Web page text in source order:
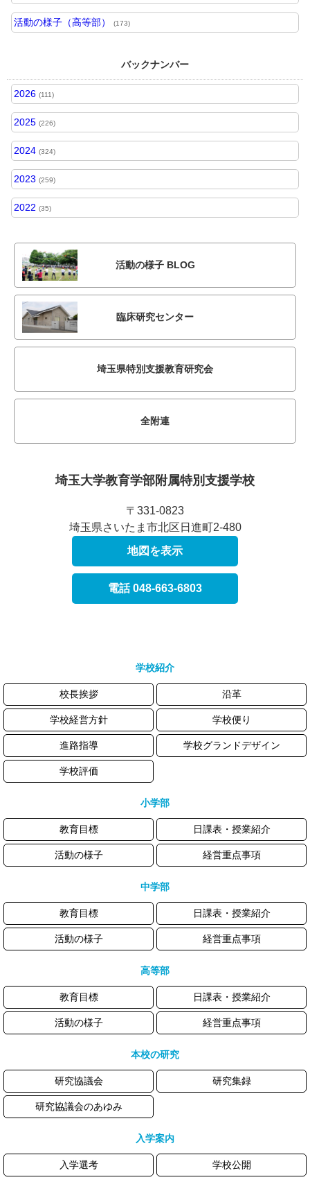
活動の様子（高等部） (173)
バックナンバー
2026 (111)
2025 (226)
2024 (324)
2023 (259)
2022 (35)
活動の様子 BLOG
臨床研究センター
埼玉県特別支援教育研究会
全附連
埼玉大学教育学部附属特別支援学校
〒331-0823
埼玉県さいたま市北区日進町2-480
地図を表示
電話 048-663-6803
学校紹介
校長挨拶 沿革
学校経営方針 学校便り
進路指導 学校グランドデザイン
学校評価
小学部
教育目標 日課表・授業紹介
活動の様子 経営重点事項
中学部
教育目標 日課表・授業紹介
活動の様子 経営重点事項
高等部
教育目標 日課表・授業紹介
活動の様子 経営重点事項
本校の研究
研究協議会 研究集録
研究協議会のあゆみ
入学案内
入学選考 学校公開